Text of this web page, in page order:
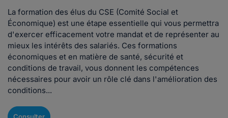
La formation des élus du CSE (Comité Social et
Économique) est une étape essentielle qui vous permettra
d'exercer efficacement votre mandat et de représenter au
mieux les intérêts des salariés. Ces formations
économiques et en matière de santé, sécurité et
conditions de travail, vous donnent les compétences
nécessaires pour avoir un rôle clé dans l'amélioration des
conditions...